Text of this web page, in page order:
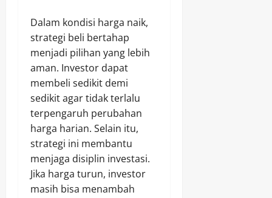
Dalam kondisi harga naik,
strategi beli bertahap
menjadi pilihan yang lebih
aman. Investor dapat
membeli sedikit demi
sedikit agar tidak terlalu
terpengaruh perubahan
harga harian. Selain itu,
strategi ini membantu
menjaga disiplin investasi.
Jika harga turun, investor
masih bisa menambah